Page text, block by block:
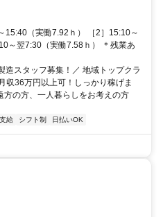
15:40（実働7.92ｈ） ［2］15:10～
～翌7:30（実働7.58ｈ） ＊残業あ
造スタッフ募集！／ 地域トップクラ
収36万円以上可！しっかり稼げま
方の方、一人暮らしをお考えの方
給 シフト制 日払いOK